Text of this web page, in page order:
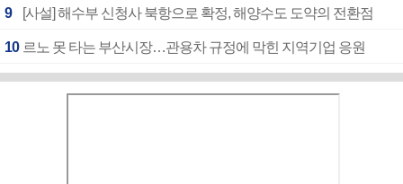
9 [사설] 해수부 신청사 북항으로 확정, 해양수도 도약의 전환점
10 르노 못 타는 부산시장…관용차 규정에 막힌 지역기업 응원